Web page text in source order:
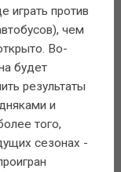
играть против
чем
Во-
будет
результаты
и
того,
сезонах -